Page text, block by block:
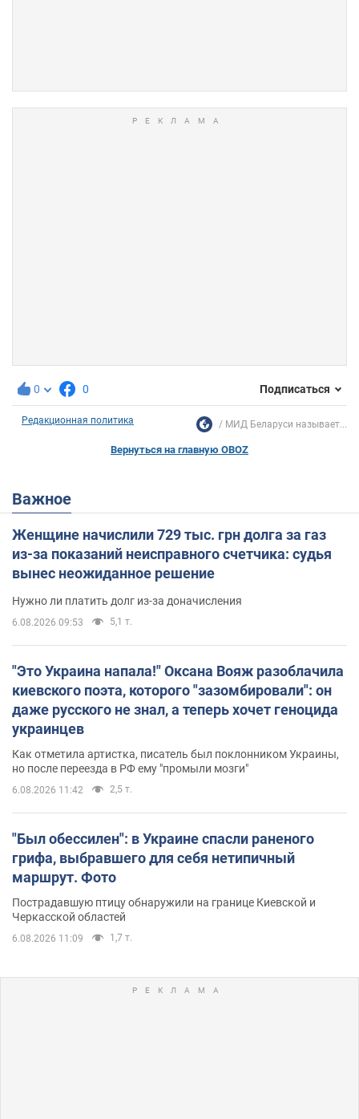
0 0 Подписаться
Редакционная политика МИД Беларуси называет...
Вернуться на главную OBOZ
Важное
Женщине начислили 729 тыс. грн долга за газ
из-за показаний неисправного счетчика: судья
вынес неожиданное решение
Нужно ли платить долг из-за доначисления
6.08.2026 09:53 5,1 т.
"Это Украина напала!" Оксана Вояж разоблачила
киевского поэта, которого "зазомбировали": он
даже русского не знал, а теперь хочет геноцида
украинцев
Как отметила артистка, писатель был поклонником Украины,
но после переезда в РФ ему "промыли мозги"
6.08.2026 11:42 2,5 т.
"Был обессилен": в Украине спасли раненого
грифа, выбравшего для себя нетипичный
маршрут. Фото
Пострадавшую птицу обнаружили на границе Киевской и
Черкасской областей
6.08.2026 11:09 1,7 т.